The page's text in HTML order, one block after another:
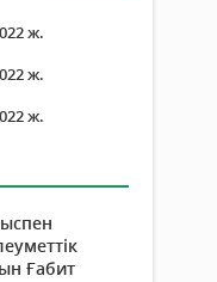
ж.
ж.
ж.
Ғабит